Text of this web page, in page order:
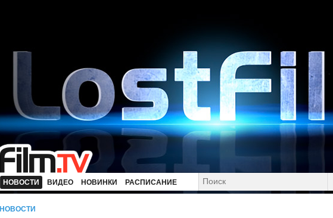
НОВОСТИ ВИДЕО НОВИНКИ РАСПИСАНИЕ
НОВОСТИ